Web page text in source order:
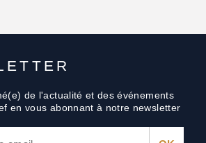
de l'actualité et des événements
en vous abonnant à notre newsletter